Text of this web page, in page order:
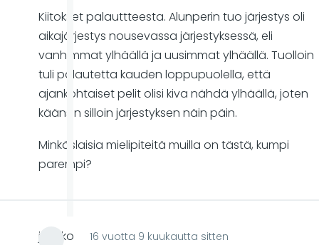
Kiitokset palauttteesta. Alunperin tuo järjestys oli
aikajärjestys nousevassa järjestyksessä, eli
vanhimmat ylhäällä ja uusimmat ylhäällä. Tuolloin
tuli palautetta kauden loppupuolella, että
ajankohtaiset pelit olisi kiva nähdä ylhäällä, joten
käänsin silloin järjestyksen näin päin.
Minkäslaisia mielipiteitä muilla on tästä, kumpi
parempi?
jaakko 16 vuotta 9 kuukautta sitten